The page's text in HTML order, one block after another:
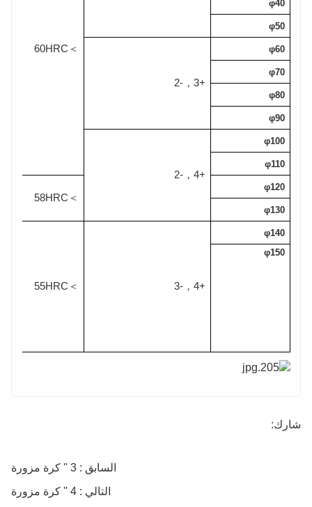
＞
60HRC
φ40
φ50
φ60
+3
，
-2
φ70
φ80
φ90
φ100
+4
，
-2
φ110
φ120
＞
58HRC
φ130
φ140
+4
，
-3
＞
55HRC
φ150
شارك:
السابق : 3 '' كرة مزورة
التالي : 4 '' كرة مزورة